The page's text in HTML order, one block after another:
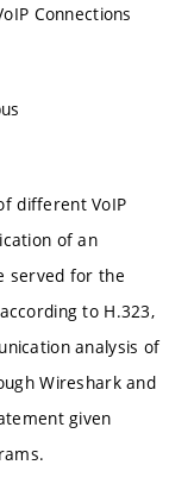
Connections
different VoIP
of an
served for the
to H.323,
analysis of
Wireshark and
given